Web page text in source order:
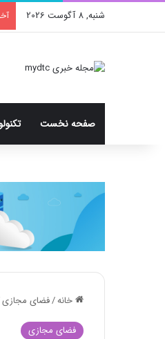
شنبه, 8 آگوست 2026
صفحه نخست
خانه/فضای مجازی
فضای مجازی